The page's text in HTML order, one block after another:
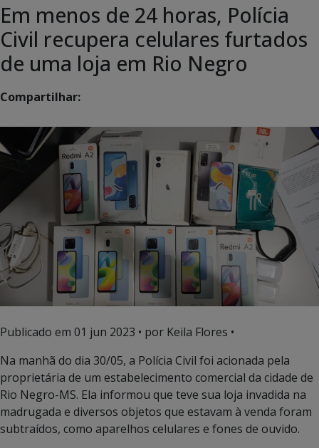
Em menos de 24 horas, Polícia
Civil recupera celulares furtados
de uma loja em Rio Negro
Compartilhar:
Publicado em 01 jun 2023 • por Keila Flores •
Na manhã do dia 30/05, a Polícia Civil foi acionada pela
proprietária de um estabelecimento comercial da cidade de
Rio Negro-MS. Ela informou que teve sua loja invadida na
madrugada e diversos objetos que estavam à venda foram
subtraídos, como aparelhos celulares e fones de ouvido.